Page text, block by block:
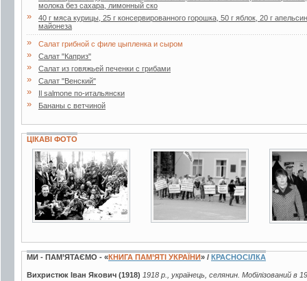
молока без сахара, лимонный ско
»
40 г мяса курицы, 25 г консервированного горошка, 50 г яблок, 20 г
майонеза
» Салат грибной с филе цыпленка и сыром
» Салат "Каприз"
» Салат из говяжьей печенки с грибами
» Салат "Венский"
» Il salmone по-итальянски
» Бананы с ветчиной
ЦІКАВІ ФОТО
3 фото 2 фото
МИ - ПАМ’ЯТАЄМО - «КНИГА ПАМ’ЯТІ УКРАЇНИ» / КРАСНОСІЛКА
Вихристюк Іван Якович (1918) 1918 р., українець, селянин. Мобілізований в